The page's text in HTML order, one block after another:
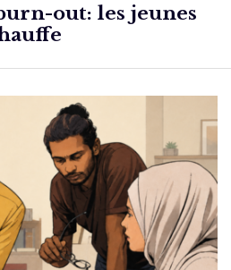
out: les jeunes